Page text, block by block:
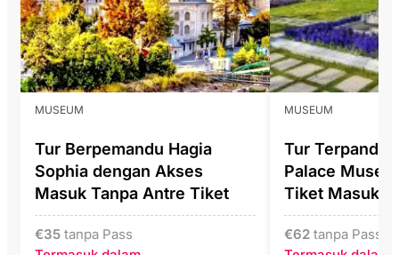
MUSEUM
Tur Berpemandu Hagia
Sophia dengan Akses
Masuk Tanpa Antre Tiket
€35 tanpa Pass
MUSEUM
Tur Terpandu
Palace
Tiket Masuk
€62 tanpa Pass